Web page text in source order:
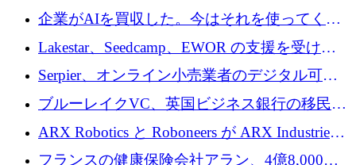
追いつきつつある」
企業がAIを買収した。今はそれを使ってくれ
る人々が必要です
Lakestar、Seedcamp、EWOR の支援を受け、
SE3 が自律システム用の空間 AI プラットフォ
ームを発表
Serpier、オンライン小売業者のデジタル可視
性向上を支援するために 140 万ユーロを調達
ブルーレイクVC、英国ビジネス銀行の移民主
導スタートアップ支援で初のファンド獲得に
ARX Robotics と Roboneers が ARX Industries
を設立し、無人地上車両の生産を拡大
フランスの健康保険会社アラン、4億8,000万